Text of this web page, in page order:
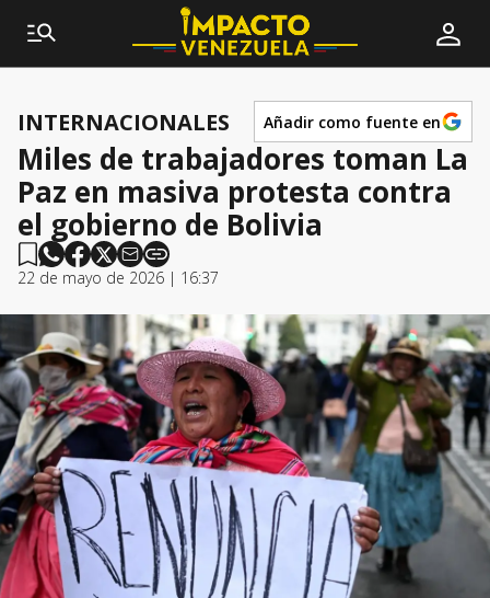
INTERNACIONALES Añadir como fuente en
Miles de trabajadores toman La
Paz en masiva protesta contra
el gobierno de Bolivia
22 de mayo de 2026 | 16:37